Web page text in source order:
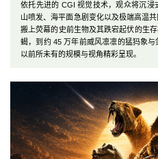
依托先进的 CGI 视觉技术，观众将沉
山喷发、海平面急剧变化以及极端高温
搬上荧幕的史前生物及其跌宕起伏的生
蝎，到约 45 万年前威风凛凛的猛犸象
以前所未有的规模与视角精彩呈现。